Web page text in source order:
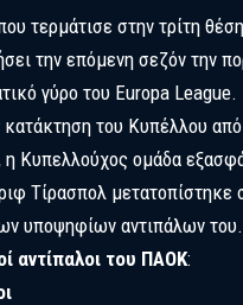
τερμάτισε στην τρίτη
την επόμενη σεζόν την
γύρο του Europa League.
του Κυπέλλου
Κυπελλούχος ομάδα
Τίρασπολ
υποψηφίων αντιπάλων του.
αντίπαλοι του ΠΑΟΚ: